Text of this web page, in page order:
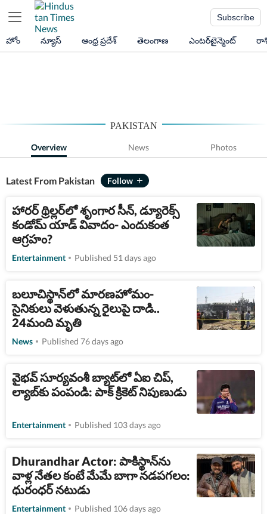
Subscribe
హోం న్యూస్ ఆంధ్ర ప్రదేశ్ తెలంగాణ ఎంటర్‌టైన్మెంట్
PAKISTAN
Overview News Photos
Latest From Pakistan
హారర్ థ్రిల్లర్‌లో శృంగార సీన్, డ్యూరెక్స్
కండోమ్ యాడ్ వివాదం- ఎందుకంత
ఆగ్రహం?
Entertainment Published 51 days ago
బలూచిస్థాన్​లో మారణహోమం-
సైనికులు వెళుతున్న రైలుపై దాడి..
24మంది మృతి
News Published 76 days ago
వైభవ్ సూర్యవంశీ బ్యాట్‌లో ఏఐ చిప్,
ల్యాబ్‌కు పంపండి: పాక్ క్రికెట్ నిపుణుడు
Entertainment Published 103 days ago
Dhurandhar Actor: పాకిస్థాన్‌ను
వాళ్ల నేతల కంటే మేమే బాగా నడపగలం:
ధురంధర్ నటుడు
Entertainment Published 106 days ago